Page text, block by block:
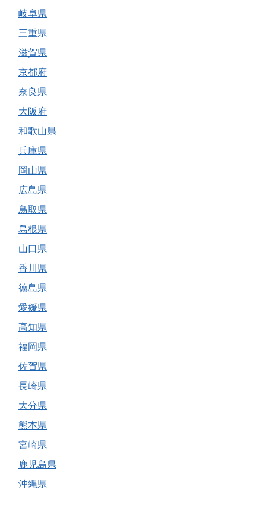
岐阜県
三重県
滋賀県
京都府
奈良県
大阪府
和歌山県
兵庫県
岡山県
広島県
鳥取県
島根県
山口県
香川県
徳島県
愛媛県
高知県
福岡県
佐賀県
長崎県
大分県
熊本県
宮崎県
鹿児島県
沖縄県